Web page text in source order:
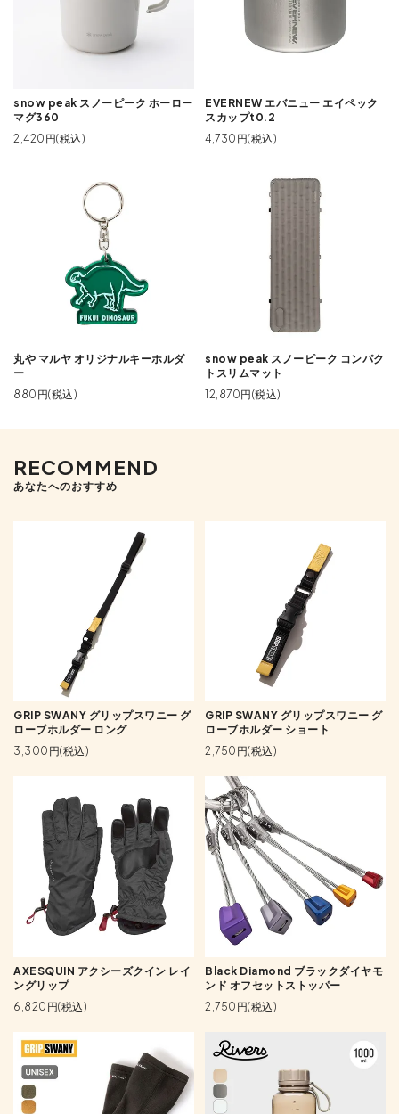
snow peak スノーピーク ホーロー
マグ360
2,420円(税込)
EVERNEW エバニュー エイペック
スカップt0.2
4,730円(税込)
丸や マルヤ オリジナルキーホルダ
ー
880円(税込)
snow peak スノーピーク コンパク
トスリムマット
12,870円(税込)
RECOMMEND
あなたへのおすすめ
GRIP SWANY グリップスワニー グ
ローブホルダー ロング
3,300円(税込)
GRIP SWANY グリップスワニー グ
ローブホルダー ショート
2,750円(税込)
AXESQUIN アクシーズクイン レイ
ングリップ
6,820円(税込)
Black Diamond ブラックダイヤモ
ンド オフセットストッパー
2,750円(税込)